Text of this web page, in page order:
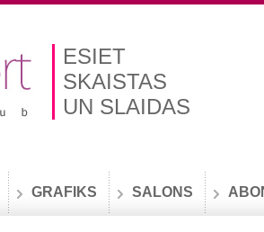
ESIET
SKAISTAS
UN SLAIDAS
GRAFIKS SALONS